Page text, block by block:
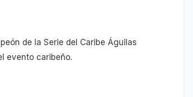
de la Serie del Caribe Águilas
evento caribeño.